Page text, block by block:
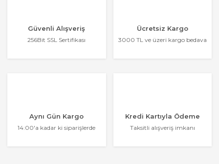
Güvenli Alışveriş
256Bit SSL Sertifikası
Ücretsiz Kargo
3000 TL ve üzeri kargo bedava
Aynı Gün Kargo
14:00'a kadar ki siparişlerde
Kredi Kartıyla Ödeme
Taksitli alışveriş imkanı